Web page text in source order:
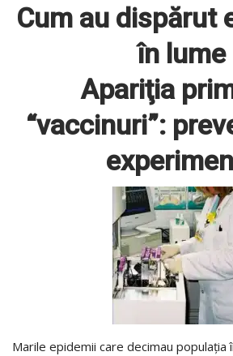
Cum au dispărut
în lume
Apariţia
“vaccinuri”:
Marile epidemii care decimau populaţia